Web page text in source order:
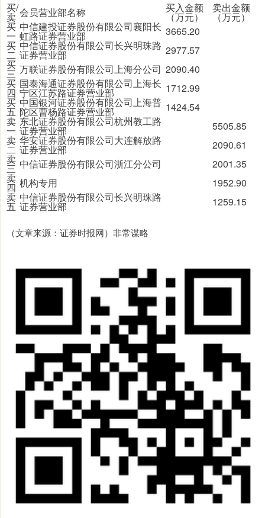
买/
卖 会员营业部名称 买入金额
（万元）
卖出金额
（万元）
买
一
中信建投证券股份有限公司襄阳长
虹路证券营业部
3665.20
买
二
中信证券股份有限公司长兴明珠路
证券营业部
2977.57
买
三 万联证券股份有限公司上海分公司 2090.40
买
四
国泰海通证券股份有限公司上海长
宁区江苏路证券营业部
1712.99
买
五
中国银河证券股份有限公司上海普
陀区曹杨路证券营业部
1424.54
卖
一
东北证券股份有限公司杭州教工路
证券营业部
5505.85
卖
二
华安证券股份有限公司大连解放路
证券营业部
2090.61
卖
三 中信证券股份有限公司浙江分公司
2001.35
卖
四 机构专用
1952.90
卖
五
中信证券股份有限公司长兴明珠路
证券营业部 1259.15
（文章来源：证券时报网）非常谋略